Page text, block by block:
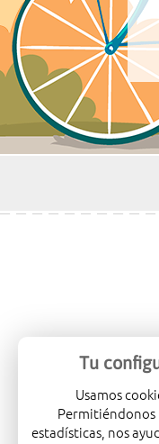
Tu
Usamos
estadísticas, nos